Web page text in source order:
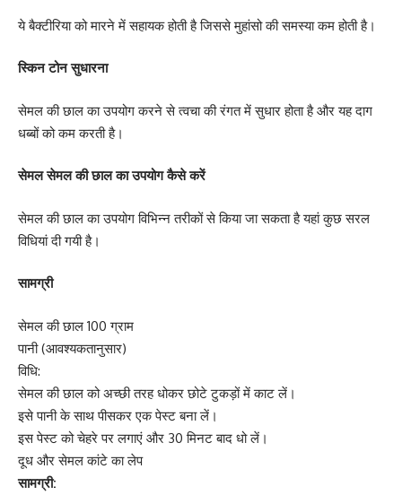
ये बैक्टीरिया को मारने में सहायक होती है जिससे मुहांसो की समस्या कम होती है।
स्किन टोन सुधारना
सेमल की छाल का उपयोग करने से त्वचा की रंगत में सुधार होता है और यह दाग
धब्बों को कम करती है।
सेमल सेमल की छाल का उपयोग कैसे करें
सेमल की छाल का उपयोग विभिन्न तरीकों से किया जा सकता है यहां कुछ सरल
विधियां दी गयी है।
सामग्री
सेमल की छाल 100 ग्राम
पानी (आवश्यकतानुसार)
विधि:
सेमल की छाल को अच्छी तरह धोकर छोटे टुकड़ों में काट लें।
इसे पानी के साथ पीसकर एक पेस्ट बना लें।
इस पेस्ट को चेहरे पर लगाएं और 30 मिनट बाद धो लें।
दूध और सेमल कांटे का लेप
सामग्री: